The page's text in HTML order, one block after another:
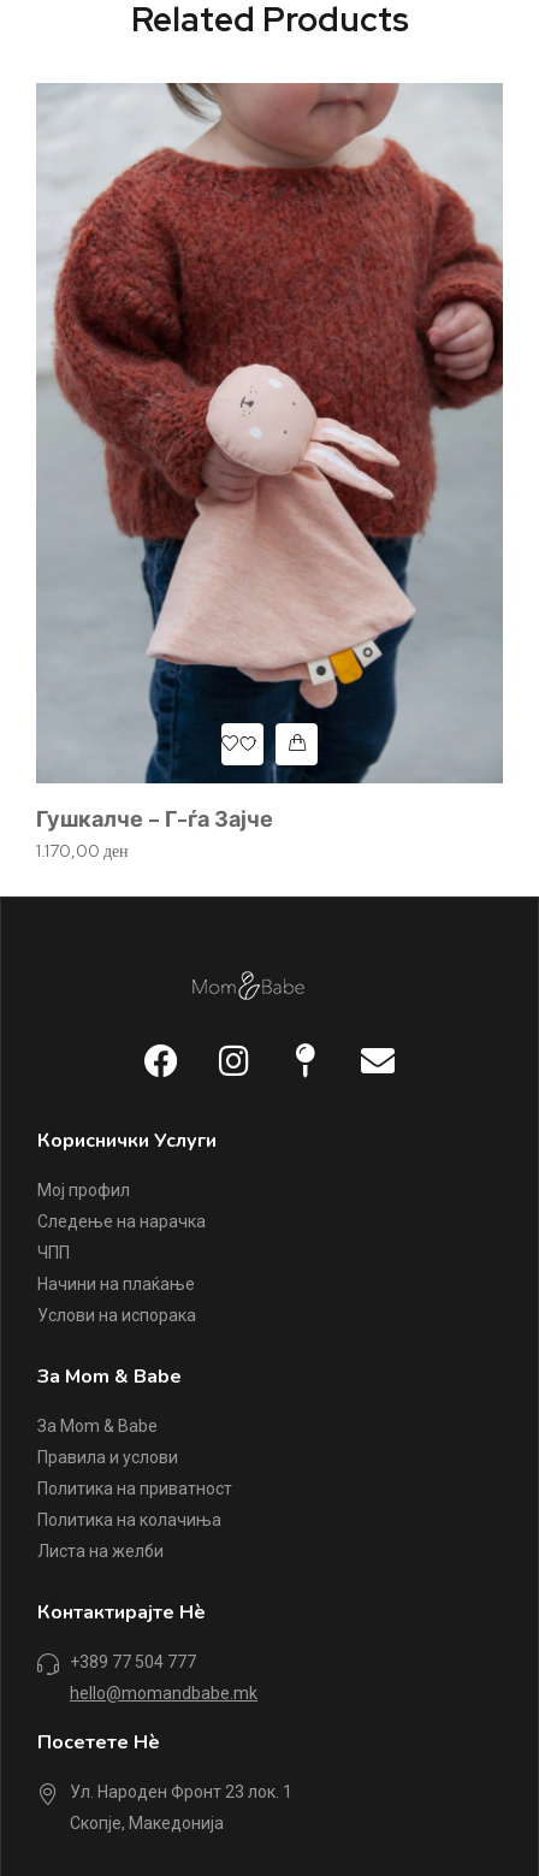
Related Products
Гушкалче – Г-ѓа Зајче
1.170,00 ден
Кориснички Услуги
Мој профил
Следење на нарачка
ЧПП
Начини на плаќање
Услови на испорака
За Mom & Babe
За Mom & Babe
Правила и услови
Политика на приватност
Политика на колачиња
Листа на желби
Контактирајте Нè
+389 77 504 777
hello@momandbabe.mk
Посетете Нè
Ул. Народен Фронт 23 лок. 1
Скопје, Македонија